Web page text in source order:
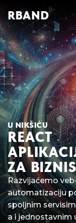
RBAND
REACT
ZA BIZNIS
U NIKŠIĆU
Razvijaćemo
automatizaciju
spoljnim
a i jednostavnim